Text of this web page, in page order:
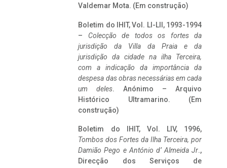
Valdemar Mota. (Em construção)
Boletim do IHIT, Vol. LI-LII, 1993-1994
– Colecção de todos os fortes da
jurisdição da Villa da Praia e da
jurisdição da cidade na ilha Terceira,
com a indicação da importância da
despesa das obras necessárias em cada
um deles. Anónimo – Arquivo
Histórico Ultramarino. (Em
construção)
Boletim do IHIT, Vol. LIV, 1996,
Tombos dos Fortes da Ilha Terceira, por
Damião Pego e António d’ Almeida Jr.,
Direcção dos Serviços de